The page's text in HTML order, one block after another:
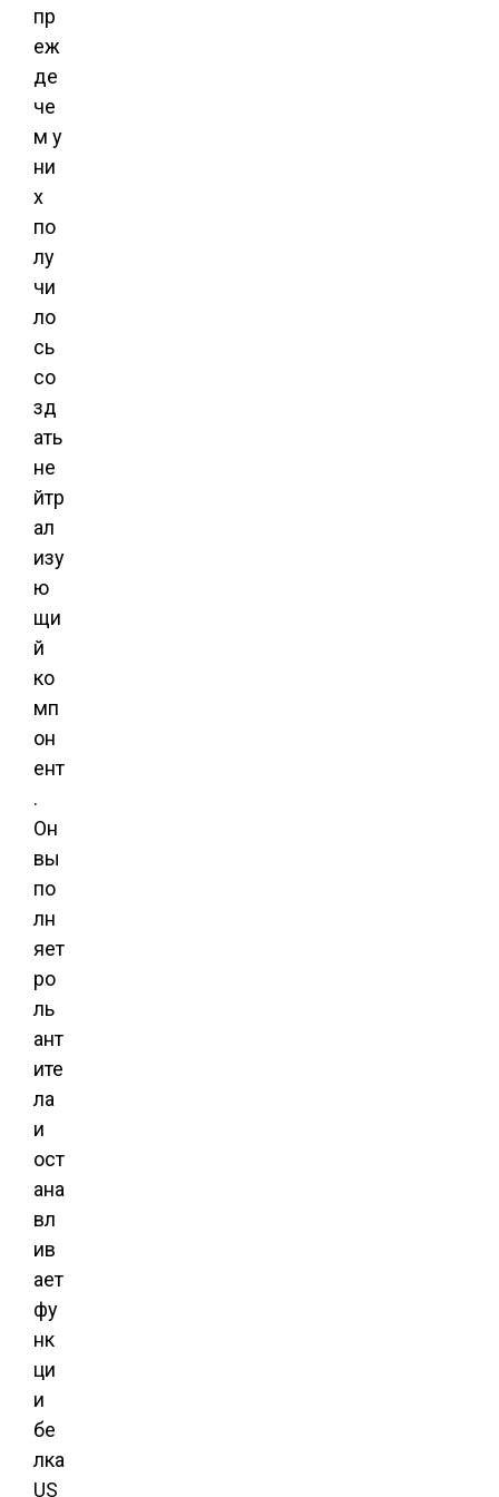
пр
еж
де
че
м у
ни
х
по
лу
чи
ло
сь
со
зд
ать
не
йтр
ал
изу
ю
щи
й
ко
мп
он
ент
.
Он
вы
по
лн
яет
ро
ль
ант
ите
ла
и
ост
ана
вл
ив
ает
фу
нк
ци
и
бе
лка
US